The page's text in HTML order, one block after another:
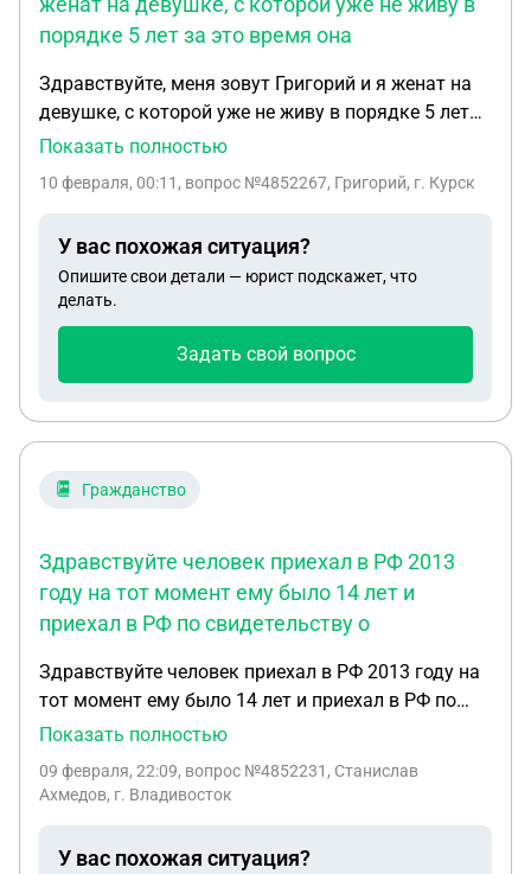
приговора присутствуют. Спасибо!
порядке 5 лет за это время она
Здравствуйте, меня зовут Григорий и я женат на
девушке, с которой уже не живу в порядке 5 лет
за это время она родила 2 детей от другого, и он
как оформить отцовство на него!?
Показать полностью
10 февраля, 00:11 , вопрос №4852267, Григорий, г. Курск
У вас похожая ситуация?
Опишите свои детали — юрист подскажет, что
делать.
Задать свой вопрос
Гражданство
Здравствуйте человек приехал в РФ 2013
году на тот момент ему было 14 лет и
приехал в РФ по свидетельству о
Здравствуйте человек приехал в РФ 2013 году на
тот момент ему было 14 лет и приехал в РФ по
свидетельству о рождении Украины сейчас он
сделали паспорт РФ он попал в места лешения
Показать полностью
09 февраля, 22:09, вопрос №4852231, Станислав
Ахмедов, г. Владивосток
У вас похожая ситуация?